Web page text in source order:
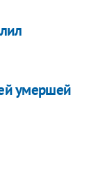
умершей